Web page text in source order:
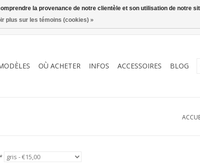
OÙ ACHETER INFOS ACCESSOIRES BLOG
*
la provenance de notre clientèle et son utilisation de notre
plus sur les témoins (cookies) »